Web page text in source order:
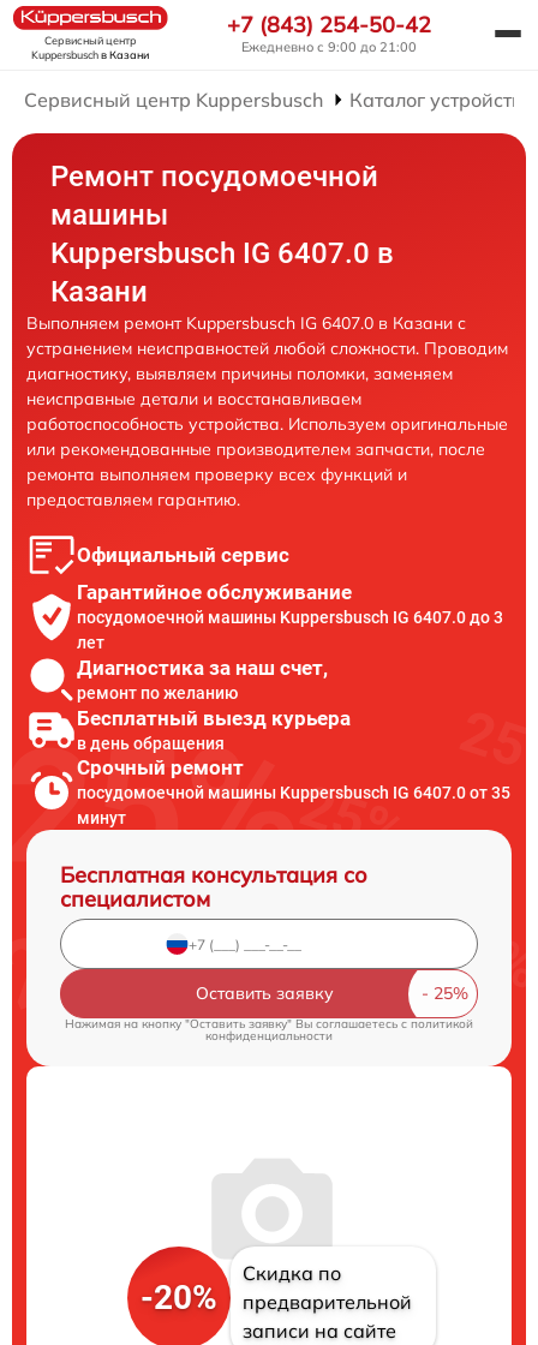
Сервисный центр
Kuppersbuschв Казани
+7 (843) 254-50-42
Ежедневно с 9:00 до 21:00
Сервисный центр Kuppersbusch Каталог устройств
Ремонт посудомоечной
машины
Kuppersbusch IG 6407.0 в
Казани
Выполняем ремонт Kuppersbusch IG 6407.0 в Казани с
устранением неисправностей любой сложности. Проводим
диагностику, выявляем причины поломки, заменяем
неисправные детали и восстанавливаем
работоспособность устройства. Используем оригинальные
или рекомендованные производителем запчасти, после
ремонта выполняем проверку всех функций и
предоставляем гарантию.
Официальный сервис
Гарантийное обслуживание
посудомоечной машины Kuppersbusch IG 6407.0 до 3
лет
Диагностика за наш счет,
ремонт по желанию
Бесплатный выезд курьера
в день обращения
Срочный ремонт
посудомоечной машины Kuppersbusch IG 6407.0 от 35
минут
Бесплатная консультация со
специалистом
Оставить заявку
Нажимая на кнопку "Оставить заявку" Вы соглашаетесь c политикой
конфиденциальности
-20%
Скидка по
предварительной
записи на сайте